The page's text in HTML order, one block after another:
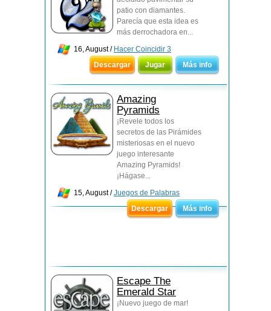
patio con diamantes.
Parecía que esta idea es
más derrochadora en...
16, August / Hacer Coincidir 3
Descargar
Jugar Más info
Amazing
Pyramids
¡Revele todos los
secretos de las Pirámides
misteriosas en el nuevo
juego interesante
Amazing Pyramids!
¡Hágase...
15, August /Juegos de Palabras
Descargar
Más info
Escape The
Emerald Star
¡Nuevo juego de mar!